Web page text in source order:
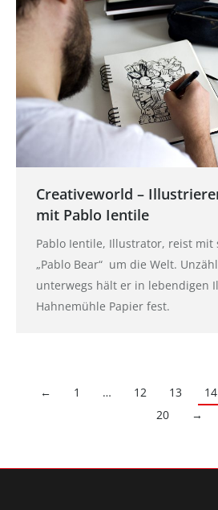
Creativeworld –
mit Pablo Ientile
Pablo Ientile, Illustrator, reist mit
„Pablo Bear“ um die Welt.
unterwegs hält er in lebendigen
Hahnemühle Papier fest.
← 1 … 12 13 14
20
→